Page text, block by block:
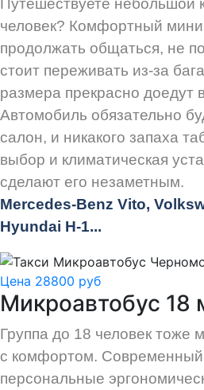
Путешествуете небольшой
человек? Комфортный
продолжать общаться, не
стоит переживать из-за
размера прекрасно доедут
Автомобиль обязательно
салон, и никакого запаха
выбор и климатическая
сделают его незаметным.
Mercedes-Benz Vito,
Hyundai H-1...
Цена 28800 руб
Микроавтобус 18
Группа до 18 человек тоже
с комфортом. Современный
персональные